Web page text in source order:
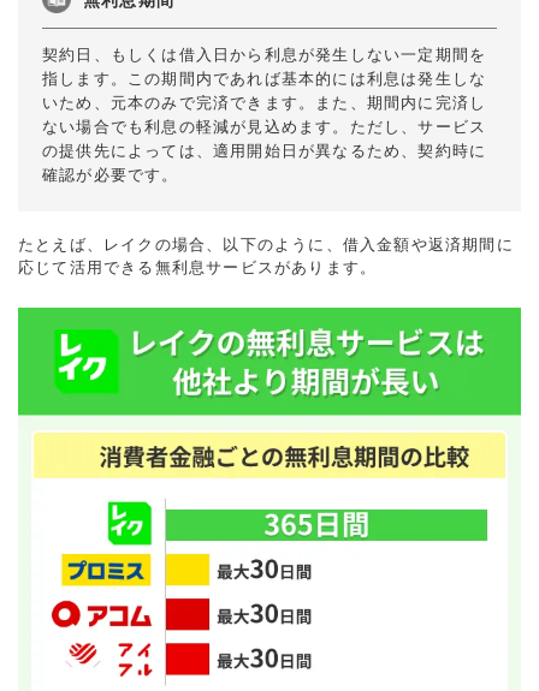
契約日、もしくは借入日から利息が発生しない一定期間を
指します。この期間内であれば基本的には利息は発生しな
いため、元本のみで完済できます。また、期間内に完済し
ない場合でも利息の軽減が見込めます。ただし、サービス
の提供先によっては、適用開始日が異なるため、契約時に
確認が必要です。
たとえば、レイクの場合、以下のように、借入金額や返済期間に
応じて活用できる無利息サービスがあります。